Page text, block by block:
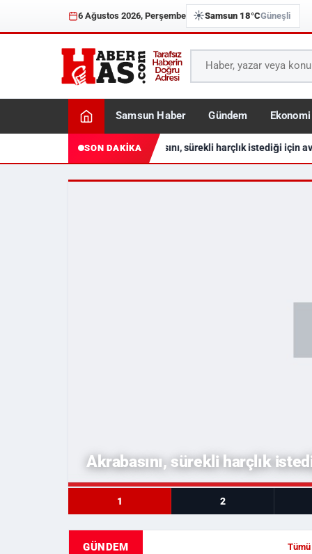
6 Ağustos 2026, Perşembe ☀️Samsun 18°CGüneşli
Samsun Haber Gündem Ekonomi
SON DAKİKAAkrabasını, sürekli harçlık istediği için
Haberhas — Samsun
Akrabasını, sürekli harçlık
1 2
GÜNDEM